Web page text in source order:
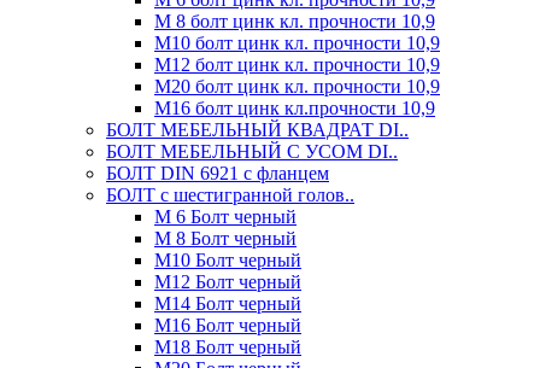
М 8 болт цинк кл. прочности 10,9
М10 болт цинк кл. прочности 10,9
М12 болт цинк кл. прочности 10,9
М20 болт цинк кл. прочности 10,9
М16 болт цинк кл.прочности 10,9
БОЛТ МЕБЕЛЬНЫЙ КВАДРАТ DI..
БОЛТ МЕБЕЛЬНЫЙ С УСОМ DI..
БОЛТ DIN 6921 c фланцем
БОЛТ с шестигранной голов..
М 6 Болт черный
М 8 Болт черный
М10 Болт черный
М12 Болт черный
М14 Болт черный
М16 Болт черный
М18 Болт черный